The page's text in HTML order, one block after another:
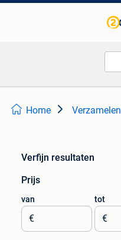
Home Verzamelen
Verfijn resultaten
Prijs
van
€
tot
€